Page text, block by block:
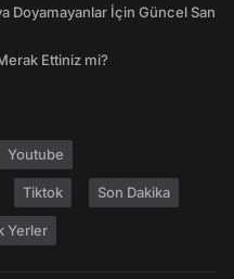
Doyamayanlar İçin Güncel San
Ettiniz mi?
Youtube
Tiktok Son Dakika
Yerler